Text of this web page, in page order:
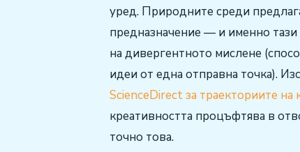
уред. Природните среди
предназначение — и именно тази
на дивергентното мислене
идеи от една отправна точка).
ScienceDirect за траекториите на
креативността процъфтява в
точно това.